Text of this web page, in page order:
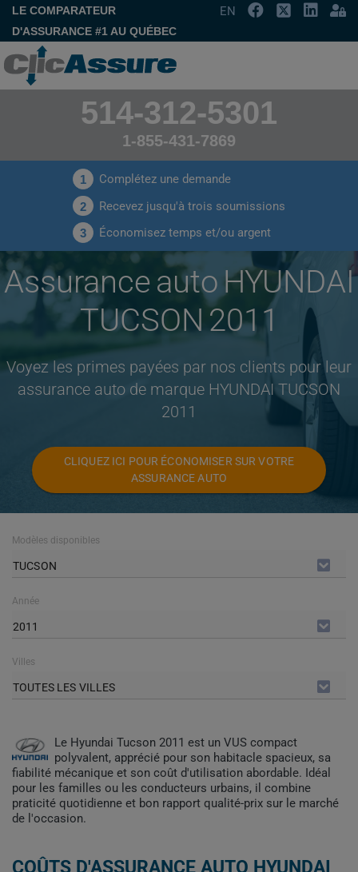
LE COMPARATEUR
D'ASSURANCE #1 AU QUÉBEC
EN
514-312-5301
1-855-431-7869
1 Complétez une demande
2 Recevez jusqu'à trois soumissions
3 Économisez temps et/ou argent
Assurance auto HYUNDAI
TUCSON 2011
Voyez les primes payées par nos clients pour leur
assurance auto de marque HYUNDAI TUCSON
2011
CLIQUEZ ICI POUR ÉCONOMISER SUR VOTRE
ASSURANCE AUTO
Modèles disponibles
TUCSON
Année
2011
Villes
TOUTES LES VILLES
Le Hyundai Tucson 2011 est un VUS compact
polyvalent, apprécié pour son habitacle spacieux, sa
fiabilité mécanique et son coût d'utilisation abordable. Idéal
pour les familles ou les conducteurs urbains, il combine
praticité quotidienne et bon rapport qualité-prix sur le marché
de l'occasion.
COÛTS D'ASSURANCE AUTO HYUNDAI